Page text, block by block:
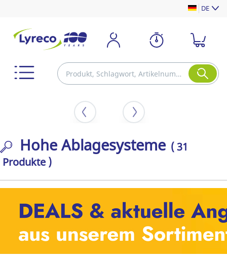
DE
Hohe Ablagesysteme ( 31
Produkte )